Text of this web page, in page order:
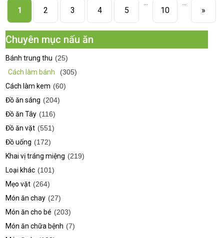
1 2 3 4 5 10 »
Chuyên mục nấu ăn
Bánh trung thu (25)
Cách làm bánh
(305)
Cách làm kem (60)
Đồ ăn sáng (204)
Đồ ăn Tây (116)
Đồ ăn vặt (551)
Đồ uống (172)
Khai vị tráng miệng (219)
Loại khác (101)
Mẹo vặt (264)
Món ăn chay (27)
Món ăn cho bé (203)
Món ăn chữa bệnh (7)